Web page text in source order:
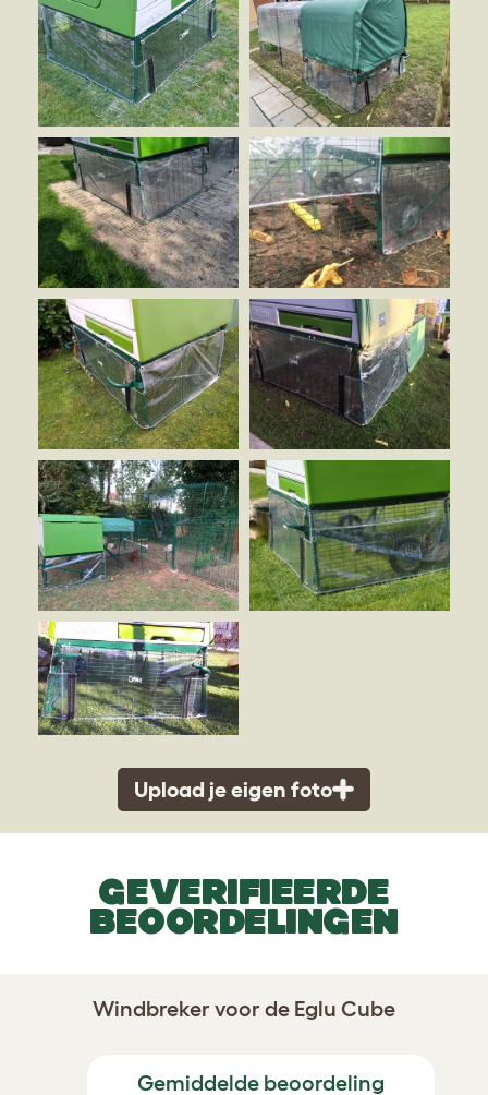
Upload je eigen foto
GEVERIFIEERDE
BEOORDELINGEN
Windbreker voor de Eglu Cube
Gemiddelde beoordeling